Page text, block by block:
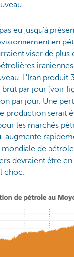
eu jusqu'à
en
viser de plus
L'Iran produit
brut par jour (voir
par jour. Une
production serait
les marchés
augmente
de
devraient être en
choc.